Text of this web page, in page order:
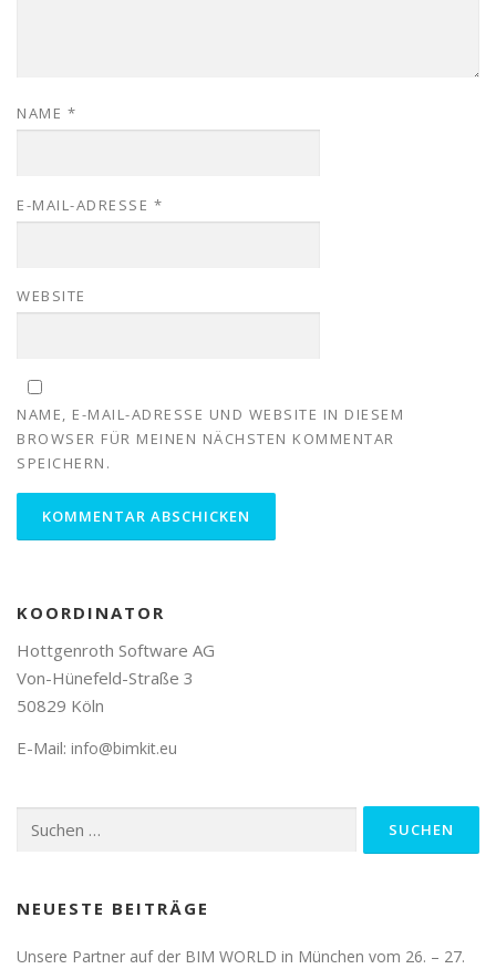
NAME *
E-MAIL-ADRESSE *
WEBSITE
NAME, E-MAIL-ADRESSE UND WEBSITE IN DIESEM
BROWSER FÜR MEINEN NÄCHSTEN KOMMENTAR
SPEICHERN.
KOORDINATOR
Hottgenroth Software AG
Von-Hünefeld-Straße 3
50829 Köln
E-Mail: info@bimkit.eu
nach:
NEUESTE BEITRÄGE
Unsere Partner auf der BIM WORLD in München vom 26. – 27.